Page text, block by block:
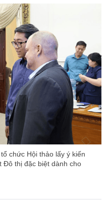
chức Hội thảo lấy ý kiến
Đô thị đặc biệt dành cho